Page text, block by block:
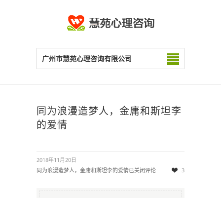
广州市慧苑心理咨询有限公司
同为浪漫造梦人，金庸和斯坦李
的爱情
2018年11月20日
同为浪漫造梦人，金庸和斯坦李的爱情已关闭评论 3